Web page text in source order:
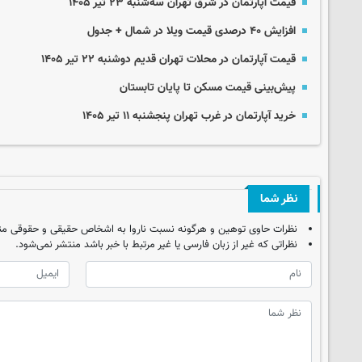
افزایش ۴۰ درصدی قیمت ویلا در شمال + جدول
قیمت آپارتمان در محلات تهران قدیم دوشنبه ۲۲ تیر ۱۴۰۵
پیش‌بینی قیمت مسکن تا پایان تابستان
خرید آپارتمان در غرب تهران پنجشنبه ۱۱ تیر ۱۴۰۵
نظر شما
نظرات حاوی توهین و هرگونه نسبت ناروا به اشخاص حقیقی و حقوقی
نظراتی که غیر از زبان فارسی یا غیر مرتبط با خبر باشد منتشر نمی‌شود.